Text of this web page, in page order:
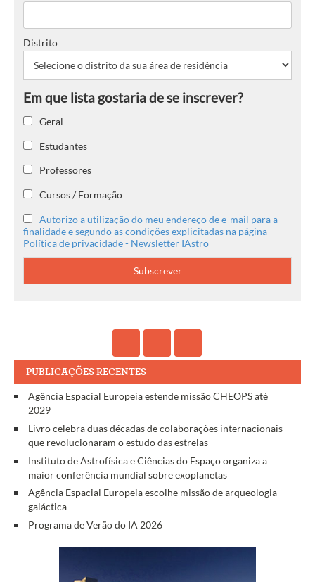
Distrito
Geral
Estudantes
Professores
Cursos / Formação
Autorizo a utilização do meu endereço de e-mail para a
finalidade e segundo as condições explicitadas na página
Política de privacidade - Newsletter IAstro
PUBLICAÇÕES RECENTES
Agência Espacial Europeia estende missão CHEOPS até
2029
Livro celebra duas décadas de colaborações internacionais
que revolucionaram o estudo das estrelas
Instituto de Astrofísica e Ciências do Espaço organiza a
maior conferência mundial sobre exoplanetas
Agência Espacial Europeia escolhe missão de arqueologia
galáctica
Programa de Verão do IA 2026